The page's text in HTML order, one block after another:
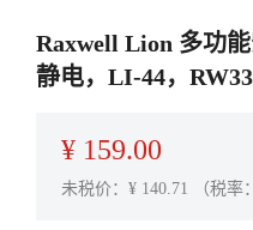
Raxwell Lion 多功
静电，LI-44，
¥ 159.00
未税价：¥ 140.71 （税率